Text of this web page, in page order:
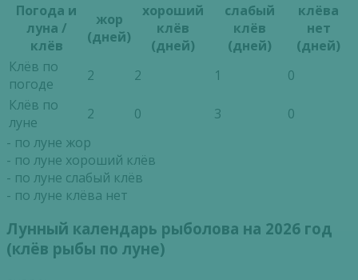
Погода и
луна /
клёв
жор
(дней)
хороший
клёв
(дней)
слабый
клёв
(дней)
клёва
нет
(дней)
Клёв по
погоде
2 2 1
0
Клёв по
луне
2 0 3
0
- по луне жор
- по луне хороший клёв
- по луне слабый клёв
- по луне клёва нет
Лунный календарь рыболова на 2026 год
(клёв рыбы по луне)